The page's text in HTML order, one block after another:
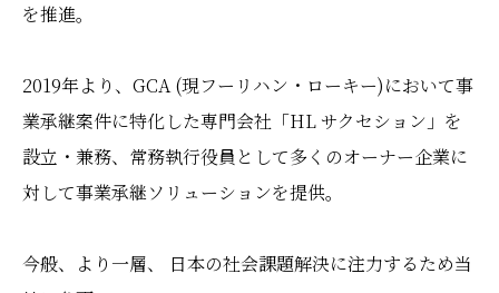
を推進。
2019年より、GCA (現フーリハン・ローキー)において事
業承継案件に特化した専門会社「HL サクセション」を
設立・兼務、常務執行役員として多くのオーナー企業に
対して事業承継ソリューションを提供。
今般、より一層、 日本の社会課題解決に注力するため当